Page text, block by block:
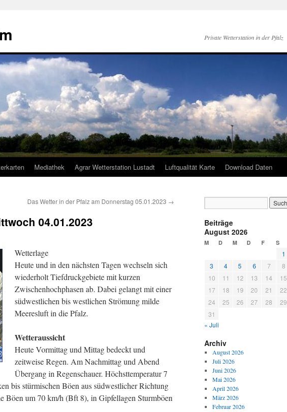
Private Wetterstation in der Pfalz
Mediathek Agrar Wetterstation Lustadt Luftqualität Karte Download Daten
Das Wetter in der Pfalz am Donnerstag 05.01.2023 →
04.01.2023
Wetterlage
Heute und in den nächsten Tagen wechseln sich
wiederholt Tiefdruckgebiete mit kurzen
Zwischenhochphasen ab. Dabei gelangt mit einer
südwestlichen bis westlichen Strömung milde
Meeresluft in die Pfalz.
Wetteraussicht
Heute Vormittag und Mittag bedeckt und
zeitweise Regen. Am Nachmittag und Abend
Übergang in Regenschauer. Höchsttemperatur 7
bis stürmischen Böen aus südwestlicher Richtung
um 70 km/h (Bft 8), in Gipfellagen Sturmböen
Beiträge
August 2026
M D M D F S
1
3
4 5 6 7 8
10
11 12 13 14 15
17
18 19 20 21 22
24
25 26 27 28 29
31
« Juli
Archiv
August 2026
Juli 2026
Juni 2026
Mai 2026
April 2026
März 2026
Februar 2026